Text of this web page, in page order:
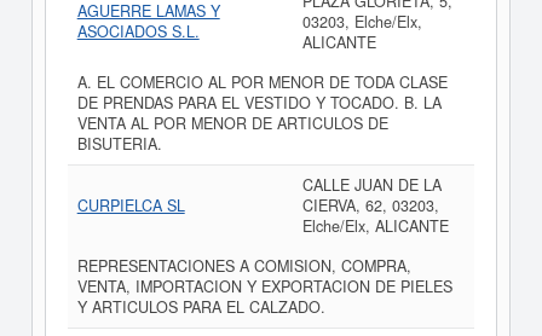
AGUERRE LAMAS Y
ASOCIADOS S.L.
03203, Elche/Elx,
ALICANTE
A. EL COMERCIO AL POR MENOR DE TODA CLASE
DE PRENDAS PARA EL VESTIDO Y TOCADO. B. LA
VENTA AL POR MENOR DE ARTICULOS DE
BISUTERIA.
CURPIELCA SL
CALLE JUAN DE LA
CIERVA, 62, 03203,
Elche/Elx, ALICANTE
REPRESENTACIONES A COMISION, COMPRA,
VENTA, IMPORTACION Y EXPORTACION DE PIELES
Y ARTICULOS PARA EL CALZADO.